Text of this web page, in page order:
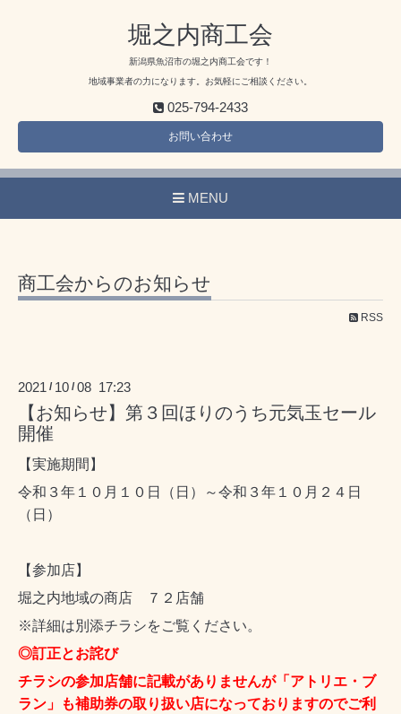
堀之内商工会
新潟県魚沼市の堀之内商工会です！
地域事業者の力になります。お気軽にご相談ください。
025-794-2433
お問い合わせ
MENU
商工会からのお知らせ
RSS
2021 / 10 /08 17:23
【お知らせ】第３回ほりのうち元気玉セール
開催
【実施期間】
令和３年１０月１０日（日）～令和３年１０月２４日
（日）
【参加店】
堀之内地域の商店 ７２店舗
※詳細は別添チラシをご覧ください。
◎訂正とお詫び
チラシの参加店舗に記載がありませんが「アトリエ・ブ
ラン」も補助券の取り扱い店になっておりますのでご利